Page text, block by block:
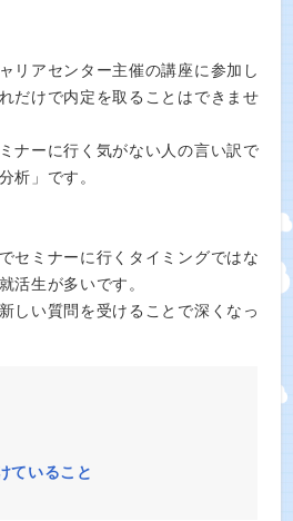
リアセンター主催の講座に参加し
だけで内定を取ることはできませ
ナーに行く気がない人の言い訳で
析」です。
セミナーに行くタイミングではな
活生が多いです。
しい質問を受けることで深くなっ
ていること